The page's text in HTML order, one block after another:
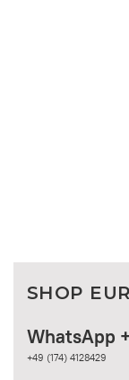
+49 (174) 4128429
SHOP